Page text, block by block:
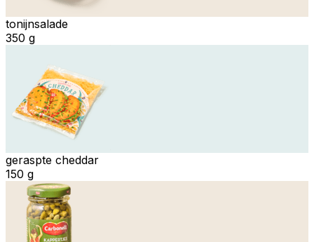
tonijnsalade
350 g
geraspte cheddar
150 g